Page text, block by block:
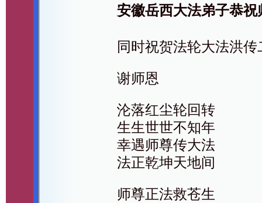
安徽岳西大法弟子恭
同时祝贺法轮大法洪
谢师恩
沦落红尘轮回转
生生世世不知年
幸遇师尊传大法
法正乾坤天地间
师尊正法救苍生